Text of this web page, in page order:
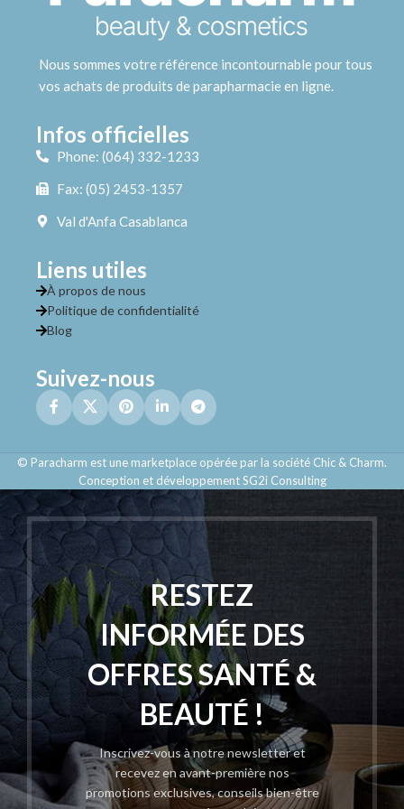
Nous sommes votre référence incontournable pour tous
vos achats de produits de parapharmacie en ligne.
Infos officielles
Phone: (064) 332-1233
Fax: (05) 2453-1357
Val d'Anfa Casablanca
Liens utiles
À propos de nous
Politique de confidentialité
Blog
Suivez-nous
© Paracharm est une marketplace opérée par la société Chic & Charm.
Conception et développement SG2i Consulting
RESTEZ
INFORMÉE DES
OFFRES SANTÉ &
BEAUTÉ !
Inscrivez-vous à notre newsletter et
recevez en avant-première nos
promotions exclusives, conseils bien-être